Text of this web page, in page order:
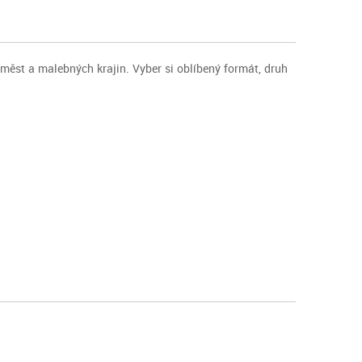
a malebných krajin. Vyber si oblíbený formát, druh